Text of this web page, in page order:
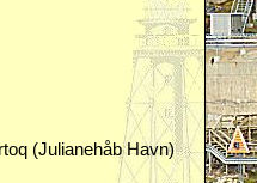
(Julianehåb Havn)